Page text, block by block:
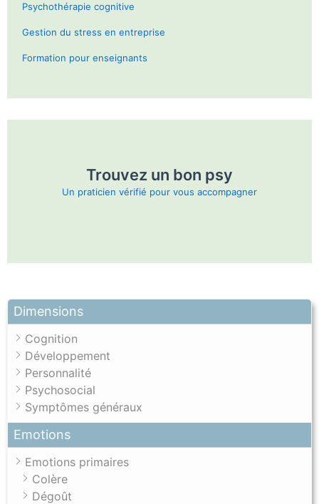
Dimensions
Cognition
Développement
Personnalité
Psychosocial
Symptômes généraux
Emotions
Emotions primaires
Colère
Dégoût
Psychothérapie cognitive
Gestion du stress en entreprise
Formation pour enseignants
Trouvez un bon psy
Un praticien vérifié pour vous accompagner